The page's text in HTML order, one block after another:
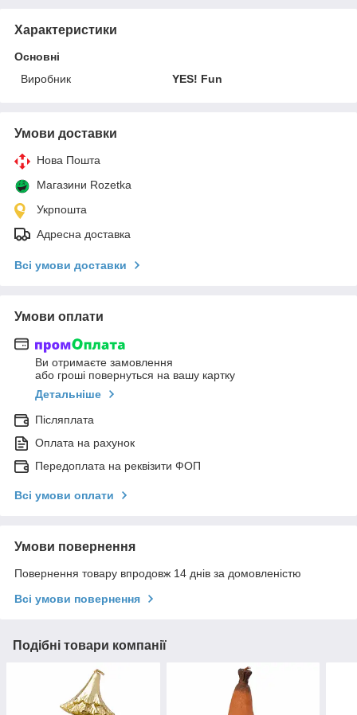
Характеристики
Основні
Виробник
YES! Fun
Умови доставки
Нова Пошта
Магазини Rozetka
Укрпошта
Адресна доставка
Всі умови доставки
Умови оплати
Ви отримаєте замовлення
або гроші повернуться на вашу картку
Детальніше
Післяплата
Оплата на рахунок
Передоплата на реквізити ФОП
Всі умови оплати
Умови повернення
Повернення товару впродовж 14 днів за домовленістю
Всі умови повернення
Подібні товари компанії